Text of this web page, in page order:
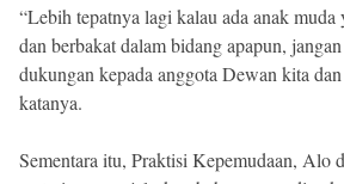
“Lebih tepatnya lagi kalau ada anak muda
dan berbakat dalam bidang apapun,
dukungan kepada anggota Dewan kita
katanya.
Sementara itu, Praktisi Kepemudaan, Alo